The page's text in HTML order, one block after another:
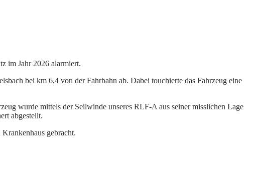
im Jahr 2026 alarmiert.
bei km 6,4 von der Fahrbahn ab. Dabei touchierte das Fahrzeug eine
wurde mittels der Seilwinde unseres RLF-A aus seiner misslichen Lage
abgestellt.
gebracht.